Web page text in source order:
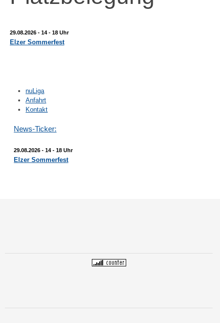
29.08.2026 - 14 - 18 Uhr
Elzer Sommerfest
nuLiga
Anfahrt
Kontakt
News-Ticker:
29.08.2026 -14 - 18 Uhr
Elzer Sommerfest